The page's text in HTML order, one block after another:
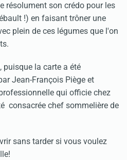
résolument son crédo pour les
!) en faisant trôner une
plein de ces légumes que l'on
puisque la carte a été
Jean-François Piège et
qui officie chez
consacrée chef sommelière de
sans tarder si vous voulez